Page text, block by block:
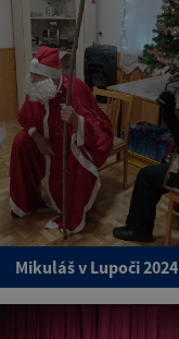
Mikuláš v Lupoči 2024